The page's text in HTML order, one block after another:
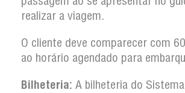
realizar a viagem.
O cliente deve comparecer com
ao horário agendado para
Bilheteria: A bilheteria do